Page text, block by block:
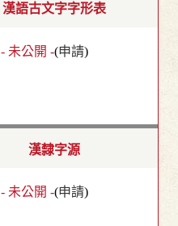
漢語古文字字形表
- 未公開 -(申請)
漢隸字源
- 未公開 -(申請)